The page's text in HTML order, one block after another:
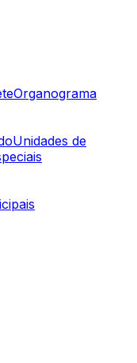
Organograma
Unidades de